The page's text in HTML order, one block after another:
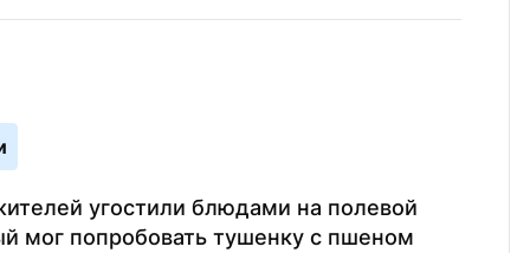
угостили блюдами на полевой
мог попробовать тушенку с пшеном